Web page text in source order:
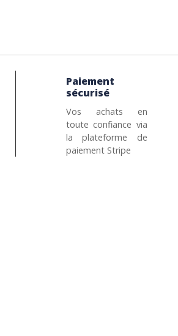
Paiement
sécurisé
Vos achats en
toute confiance via
la plateforme de
paiement Stripe